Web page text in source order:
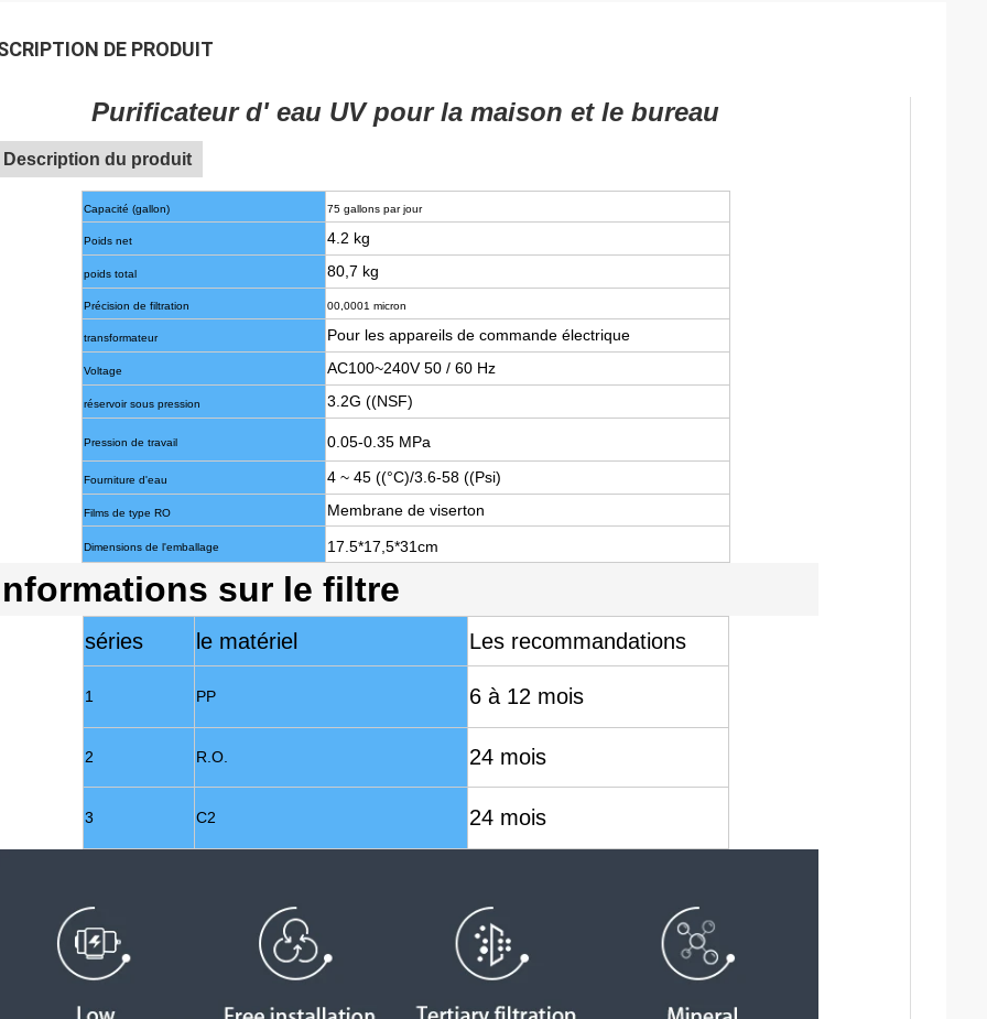
DE PRODUIT
Purificateur d' eau UV pour la maison et le bureau
Description du produit
Capacité (gallon) 75 gallons par jour
Poids net 4.2 kg
poids total 80,7 kg
Précision de filtration 00,0001 micron
transformateur Pour les appareils de commande électrique
Voltage AC100~240V 50 / 60 Hz
réservoir sous pression 3.2G ((NSF)
Pression de travail 0.05-0.35 MPa
Fourniture d'eau 4 ~ 45 ((°C)/3.6-58 ((Psi)
Films de type RO Membrane de viserton
Dimensions de l'emballage 17.5*17,5*31cm
sur le filtre
séries le matériel Les recommandations
1 PP 6 à 12 mois
2 R.O. 24 mois
3 C2 24 mois